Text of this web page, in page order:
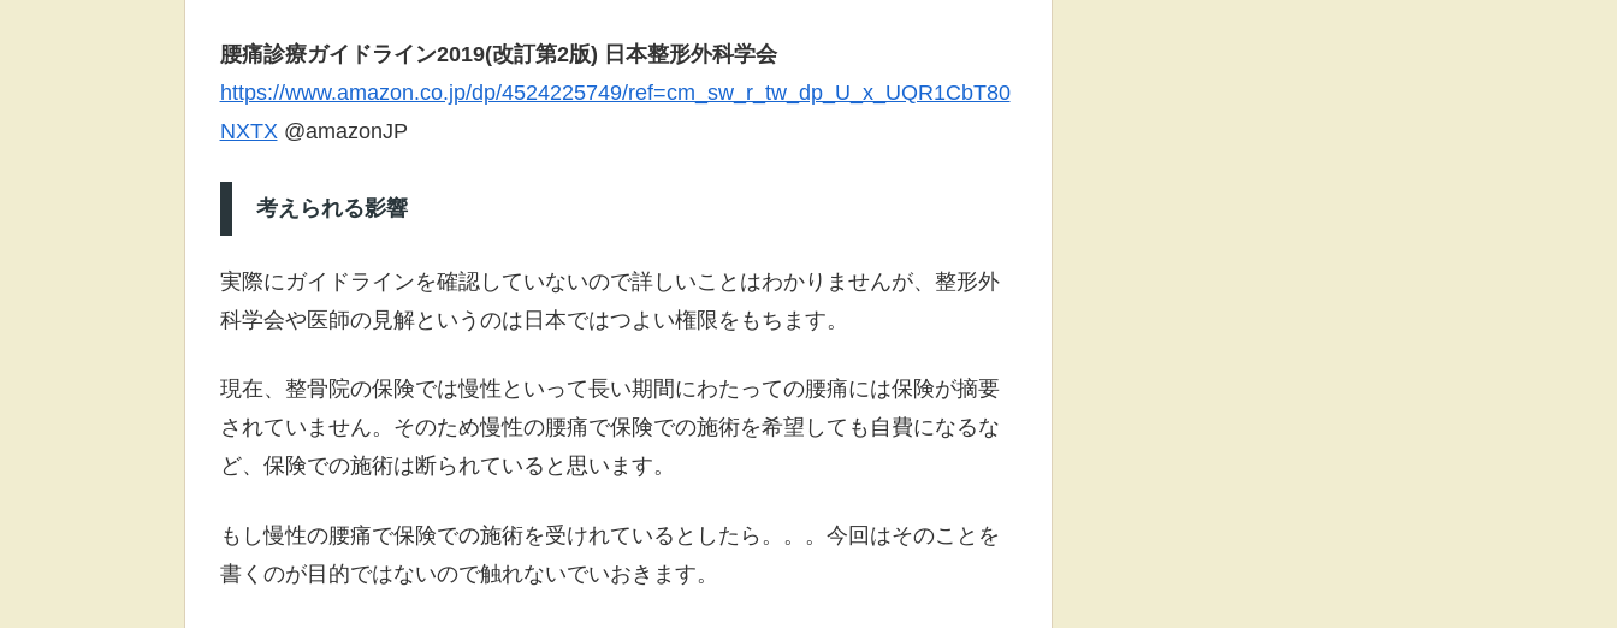
腰痛診療ガイドライン2019(改訂第2版) 日本整形外科学会
https://www.amazon.co.jp/dp/4524225749/ref=cm_sw_r_tw_dp_U_x_UQR1CbT80
NXTX@amazonJP
考えられる影響
実際にガイドラインを確認していないので詳しいことはわかりませんが、整形外
科学会や医師の見解というのは日本ではつよい権限をもちます。
現在、整骨院の保険では慢性といって長い期間にわたっての腰痛には保険が摘要
されていません。そのため慢性の腰痛で保険での施術を希望しても自費になるな
ど、保険での施術は断られていると思います。
もし慢性の腰痛で保険での施術を受けれているとしたら。。。今回はそのことを
書くのが目的ではないので触れないでいおきます。